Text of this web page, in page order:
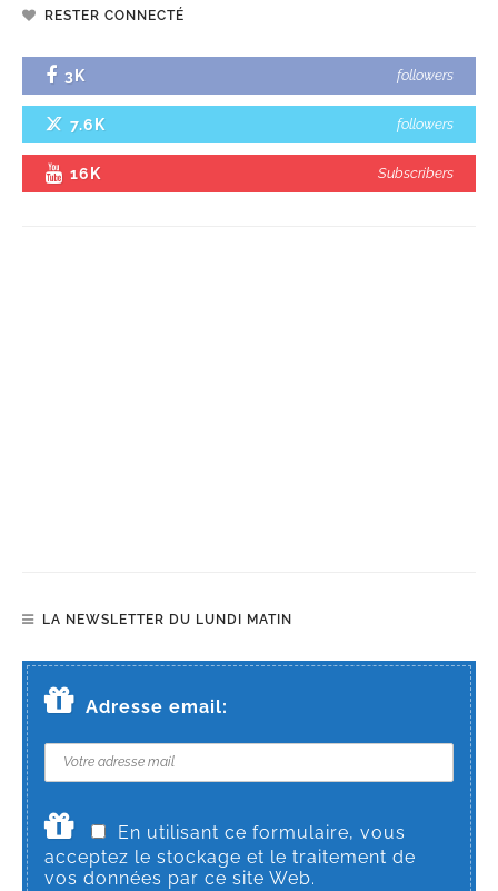
RESTER CONNECTÉ
3K followers
7.6K followers
16K Subscribers
LA NEWSLETTER DU LUNDI MATIN
Adresse email:
En utilisant ce formulaire, vous
acceptez le stockage et le traitement de
vos données par ce site Web.